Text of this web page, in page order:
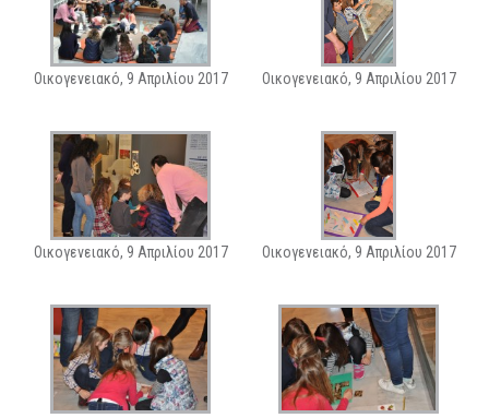
Οικογενειακό, 9 Απριλίου 2017 Οικογενειακό, 9 Απριλίου 2017
Οικογενειακό, 9 Απριλίου 2017 Οικογενειακό, 9 Απριλίου 2017